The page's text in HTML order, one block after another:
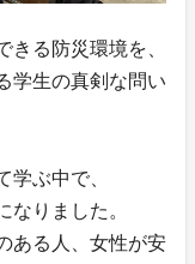
きる防災環境を、
学生の真剣な問い
学ぶ中で、
りました。
ある人、女性が安